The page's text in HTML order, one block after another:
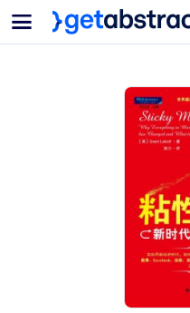
菜单
面向团队与管理者
为您的员工配备关键的人工
帮助您的管理者为未来的工
让团队更轻松地共同学习
培养您的员工应对未来挑战
面向人工智能系统